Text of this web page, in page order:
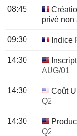
08:45
privé non
09:30 Indice
14:30
AUG/01
14:30
Coût
Q2
14:30
Q2